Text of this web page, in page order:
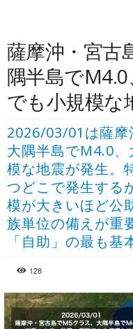
薩摩沖・宮古
隅半島で
でも小規模な
2026/03/01は薩摩
大隅半島でM4.0
模な地震が発生。
つどこで発生する
模が大きいほど公
族単位の備えが重
「自助」の最も基
128